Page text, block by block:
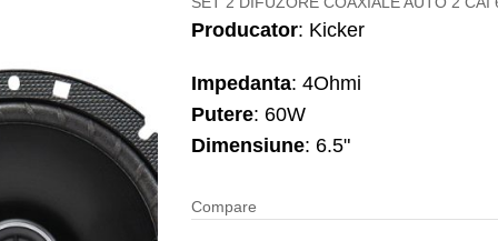
Producator: Kicker
Impedanta: 4Ohmi
Putere: 60W
Dimensiune: 6.5"
Compare